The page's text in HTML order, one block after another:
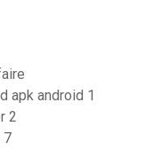
apk android 1
2
7